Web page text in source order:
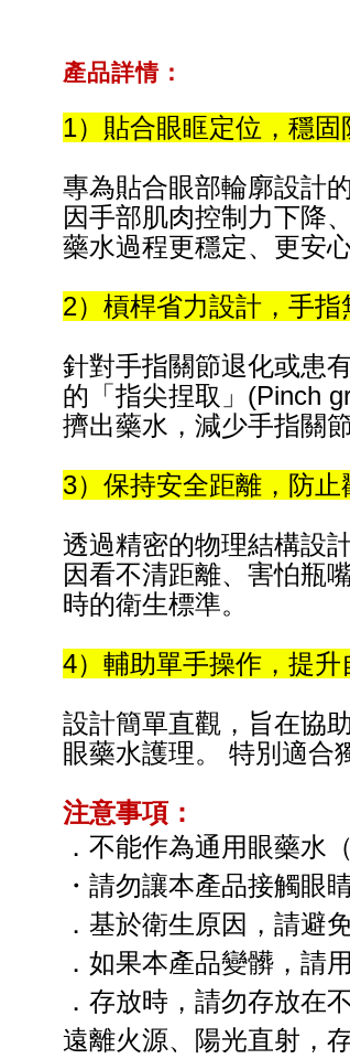
產品詳情 ：
1）貼合眼眶定位，穩固
專為貼合眼部輪廓設計
因手部肌肉控制力下降
藥水過程更穩定、更安
2）槓桿省力設計，手指
針對手指關節退化或患
的「指尖捏取」(Pinch
擠出藥水，減少手指關
3）保持安全距離，防止
透過精密的物理結構設
因看不清距離、害怕瓶
時的衛生標準。
4）輔助單手操作，提升
設計簡單直觀，旨在協
眼藥水護理。 特別適合
注意事項：
．不能作為通用眼藥水
・請勿讓本產品接觸眼
．基於衛生原因，請避
．如果本產品變髒，請
．存放時，請勿存放在
遠離火源、陽光直射，